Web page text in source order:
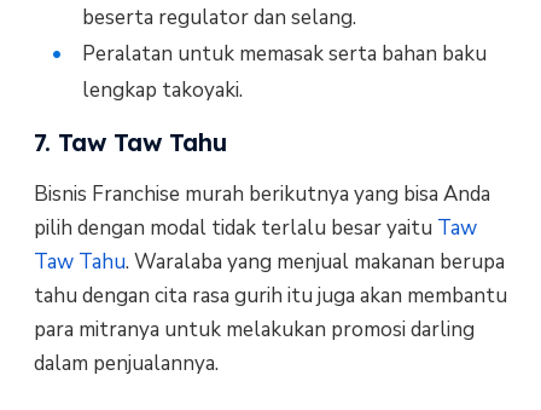
beserta regulator dan selang.
Peralatan untuk memasak serta bahan baku
lengkap takoyaki.
7. Taw Taw Tahu
Bisnis Franchise murah berikutnya yang bisa Anda
pilih dengan modal tidak terlalu besar yaitu Taw
Taw Tahu. Waralaba yang menjual makanan berupa
tahu dengan cita rasa gurih itu juga akan membantu
para mitranya untuk melakukan promosi darling
dalam penjualannya.